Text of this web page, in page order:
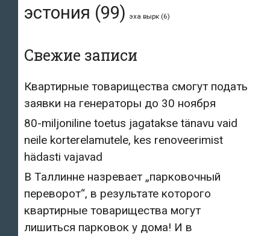
эстония (99) эха вырк (6)
Свежие записи
Квартирные товарищества смогут подать
заявки на генераторы до 30 ноября
80-miljoniline toetus jagatakse tänavu vaid
neile korterelamutele, kes renoveerimist
hädasti vajavad
В Таллинне назревает „парковочный
переворот“, в результате которого
квартирные товарищества могут
лишиться парковок у дома! И в